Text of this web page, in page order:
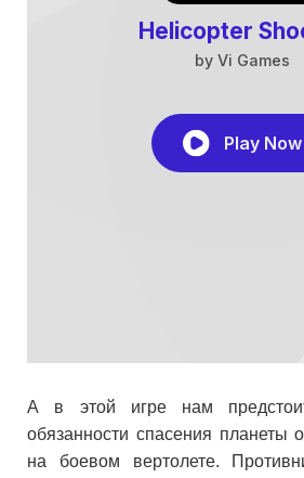
А в этой игре нам
обязанности спасения планеты
на боевом вертолете.